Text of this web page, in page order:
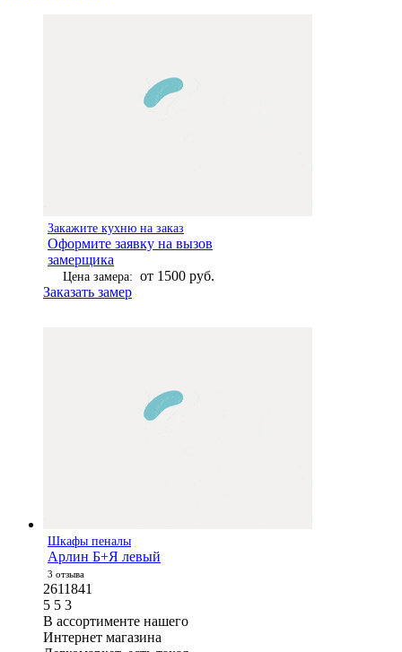
Закажите кухню на заказ
Оформите заявку на вызов
замерщика
Цена замера: от 1500 руб.
Заказать замер
Шкафы пеналы
Арлин Б+Я левый
3 отзыва
2611841
5 5 3
В ассортименте нашего
Интернет магазина